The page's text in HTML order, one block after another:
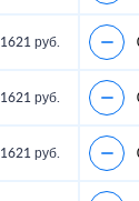
1621 руб.
1621 руб.
1621 руб.